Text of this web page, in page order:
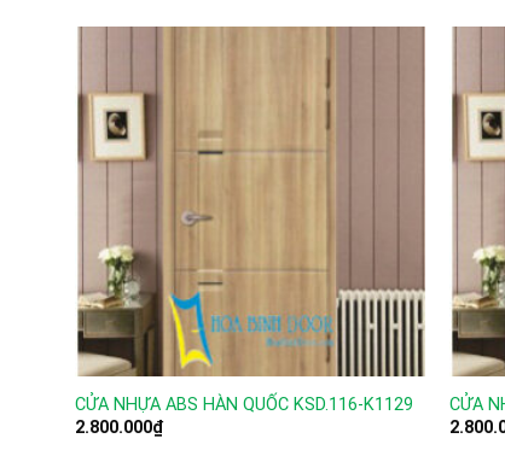
CỬA NHỰA ABS HÀN QUỐC KSD.116-K1129
2.800.000₫
CỬA